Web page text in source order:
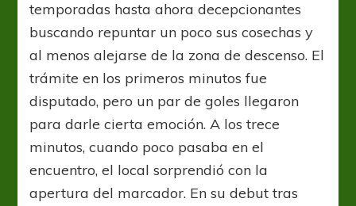
temporadas hasta ahora decepcionantes
buscando repuntar un poco sus cosechas y
al menos alejarse de la zona de descenso. El
trámite en los primeros minutos fue
disputado, pero un par de goles llegaron
para darle cierta emoción. A los trece
minutos, cuando poco pasaba en el
encuentro, el local sorprendió con la
apertura del marcador. En su debut tras